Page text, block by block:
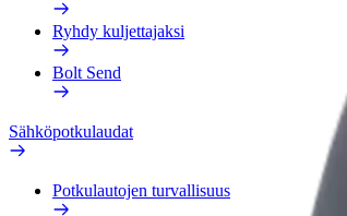
Ryhdy kuljettajaksi
Bolt Send
Sähköpotkulaudat
Potkulautojen turvallisuus